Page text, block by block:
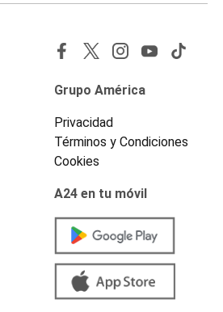
Grupo América
Privacidad
Términos y Condiciones
Cookies
A24 en tu móvil